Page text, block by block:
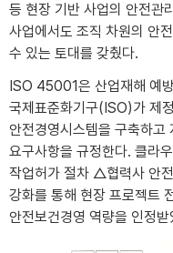
등 현장 기반 사업의 안전관
사업에서도 조직 차원의 안
수 있는 토대를 갖췄다.
ISO 45001은 산업재해 예
국제표준화기구(ISO)가 제
안전경영시스템을 구축하고
요구사항을 규정한다. 클라
작업허가 절차 △협력사 안
강화를 통해 현장 프로젝트
안전보건경영 역량을 인정받